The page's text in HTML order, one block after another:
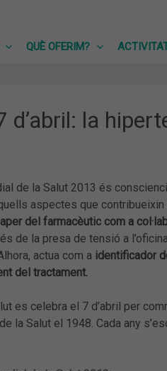
QUÈ OFERIM?
d’abril: la
de la Salut 2013 és
aspectes que
del farmacèutic com a
de la presa de tensió a
actua com a identificador
del tractament.
es celebra el 7 d’abril per
la Salut el 1948. Cada any